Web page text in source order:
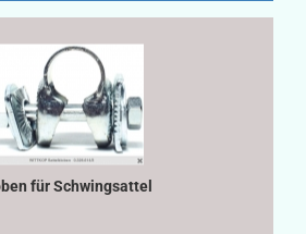
für Schwingsattel